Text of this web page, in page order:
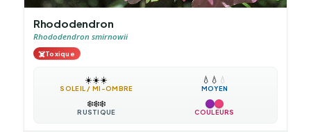
Rhododendron
Rhododendron smirnowii
☠️Toxique
☀️☀️☀️
SOLEIL / MI-OMBRE
💧 💧 💧
MOYEN
❄️❄️❄️
RUSTIQUE COULEURS